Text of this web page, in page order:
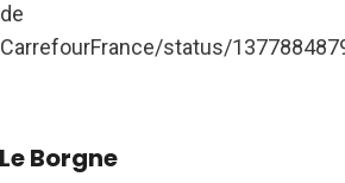
status/
Borgne